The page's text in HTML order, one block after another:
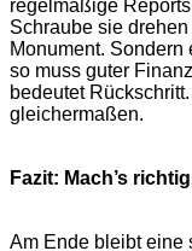
regelmäßige
Schraube sie
Monument.
so muss guter
bedeutet
gleichermaßen.
Fazit: Mach’s
Am Ende bleibt eine